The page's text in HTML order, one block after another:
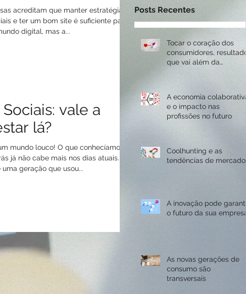
acreditam que manter estratégias
e ter um bom site é suficiente para
digital, mas a...
vale a
lá?
mundo louco! O que conhecíamos
já não cabe mais nos dias atuais.
geração que usou...
Posts Recentes
Tocar o coração dos
consumidores, resultado
que vai além da
lembrança.
A economia colaborativa
e o impacto nas
profissões no futuro
Coolhunting e as
tendências de mercado
A inovação pode garantir
o futuro da sua empresa
As novas gerações de
consumo são
transversais